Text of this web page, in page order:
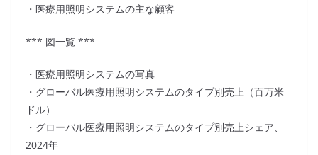
・医療用照明システムの主な顧客
*** 図一覧 ***
・医療用照明システムの写真
・グローバル医療用照明システムのタイプ別売上（百万米
ドル）
・グローバル医療用照明システムのタイプ別売上シェア、
2024年